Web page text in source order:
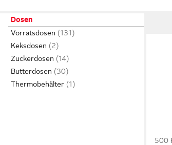
Dosen
Vorratsdosen
Keksdosen
Zuckerdosen
Butterdosen
Thermobehälter
500